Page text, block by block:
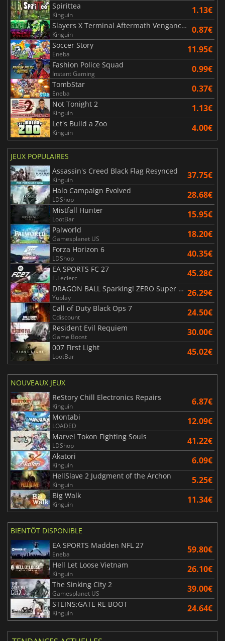
Spirittea
Kinguin 1.13€
Slayers X Terminal Aftermath Vengance of the Slayer
Kinguin 0.87€
Soccer Story
Eneba 11.95€
Fashion Police Squad
Instant Gaming 0.99€
TombStar
Eneba 0.37€
Not Tonight 2
Kinguin 1.13€
Let's Build a Zoo
Kinguin 4.00€
JEUX POPULAIRES
Assassin's Creed Black Flag Resynced
Kinguin 37.75€
Halo Campaign Evolved
LDShop 28.68€
Mistfall Hunter
LootBar 15.95€
Palworld
Gamesplanet US 18.20€
Forza Horizon 6
LDShop 40.35€
EA SPORTS FC 27
E.Leclerc 45.28€
DRAGON BALL Sparking! ZERO Super Limit Breaking NEO
Yuplay 26.29€
Call of Duty Black Ops 7
Cdiscount 24.50€
Resident Evil Requiem
Game Boost 30.00€
007 First Light
LootBar 45.02€
NOUVEAUX JEUX
ReStory Chill Electronics Repairs
Kinguin 6.87€
Montabi
LOADED 12.09€
Marvel Tokon Fighting Souls
LDShop 41.22€
Akatori
Kinguin 6.09€
HellSlave 2 Judgment of the Archon
Kinguin 5.25€
Big Walk
Kinguin 11.34€
BIENTÔT DISPONIBLE
EA SPORTS Madden NFL 27
Eneba 59.80€
Hell Let Loose Vietnam
Kinguin 26.10€
The Sinking City 2
Gamesplanet US 39.00€
STEINS;GATE RE BOOT
Kinguin 24.64€